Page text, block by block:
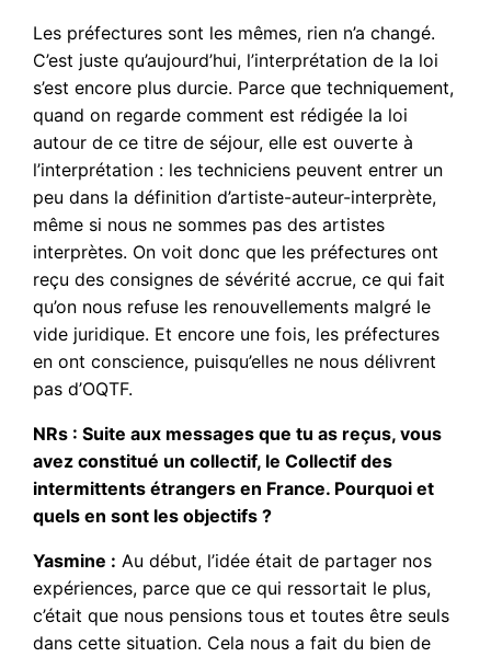
Les préfectures sont les mêmes, rien n’a changé.
C’est juste qu’aujourd’hui, l’interprétation de la loi
s’est encore plus durcie. Parce que techniquement,
quand on regarde comment est rédigée la loi
autour de ce titre de séjour, elle est ouverte à
l’interprétation : les techniciens peuvent entrer un
peu dans la définition d’artiste-auteur-interprète,
même si nous ne sommes pas des artistes
interprètes. On voit donc que les préfectures ont
reçu des consignes de sévérité accrue, ce qui fait
qu’on nous refuse les renouvellements malgré le
vide juridique. Et encore une fois, les préfectures
en ont conscience, puisqu’elles ne nous délivrent
pas d’OQTF.
NRs : Suite aux messages que tu as reçus, vous
avez constitué un collectif, le Collectif des
intermittents étrangers en France. Pourquoi et
quels en sont les objectifs ?
Yasmine : Au début, l’idée était de partager nos
expériences, parce que ce qui ressortait le plus,
c’était que nous pensions tous et toutes être seuls
dans cette situation. Cela nous a fait du bien de